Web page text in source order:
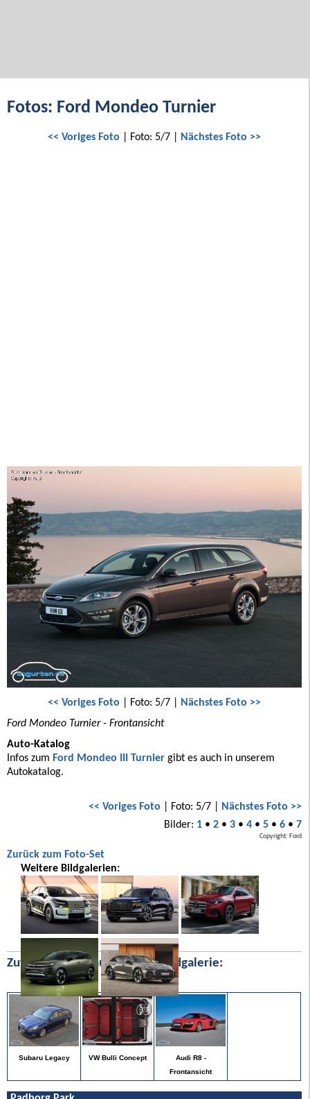
Fotos: Ford Mondeo Turnier
<< Voriges Foto | Foto: 5/7 | Nächstes Foto >>
<< Voriges Foto | Foto: 5/7 | Nächstes Foto >>
Ford Mondeo Turnier - Frontansicht
Auto-Katalog
Infos zum Ford Mondeo III Turnier gibt es auch in unserem
Autokatalog.
<< Voriges Foto | Foto: 5/7 | Nächstes Foto >>
Bilder: 1• 2• 3• 4• 5• 6• 7
Copyright: Ford
Zurück zum Foto-Set
Weitere Bildgalerien:
Zufällige Bilder aus unserer Bildgalerie:
Subaru Legacy VW Bulli Concept
Audi R8 -
Frontansicht